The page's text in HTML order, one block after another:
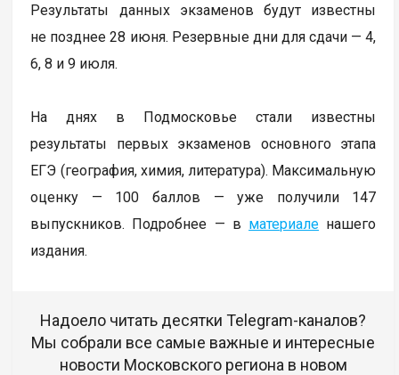
Результаты данных экзаменов будут известны
не позднее 28 июня. Резервные дни для сдачи — 4,
6, 8 и 9 июля.
На днях в Подмосковье стали известны
результаты первых экзаменов основного этапа
ЕГЭ (география, химия, литература). Максимальную
оценку — 100 баллов — уже получили 147
выпускников. Подробнее — в материале нашего
издания.
Надоело читать десятки Telegram-каналов?
Мы собрали все самые важные и интересные
новости Московского региона в новом